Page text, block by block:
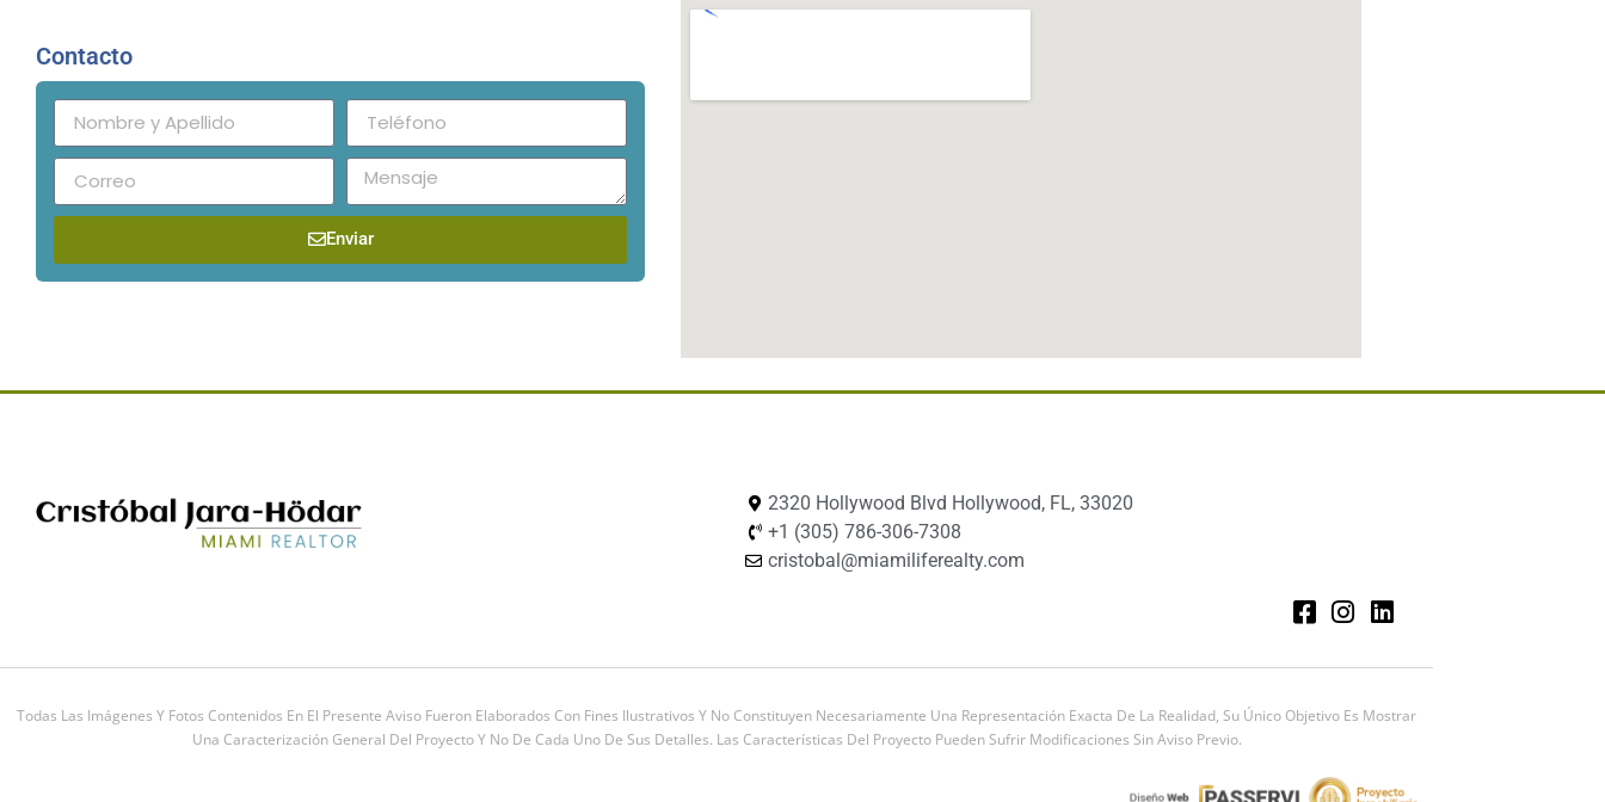
Contacto
Enviar
2320 Hollywood Blvd Hollywood, FL, 33020
+1 (305) 786-306-7308
cristobal@miamiliferealty.com
Todas Las Imágenes Y Fotos Contenidos En El Presente Aviso Fueron Elaborados Con Fines Ilustrativos Y No Constituyen Necesariamente Una Representación Exacta De La Realidad, Su Único Objetivo Es Mostrar
Una Caracterización General Del Proyecto Y No De Cada Uno De Sus Detalles. Las Características Del Proyecto Pueden Sufrir Modificaciones Sin Aviso Previo.